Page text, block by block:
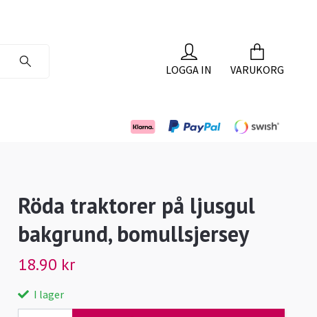
LOGGA IN VARUKORG
Röda traktorer på ljusgul
bakgrund, bomullsjersey
18.90 kr
I lager